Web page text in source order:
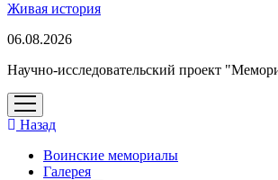
Живая история
06.08.2026
Научно-исследовательский проект
открыть
меню
Назад
Воинские мемориалы
Галерея